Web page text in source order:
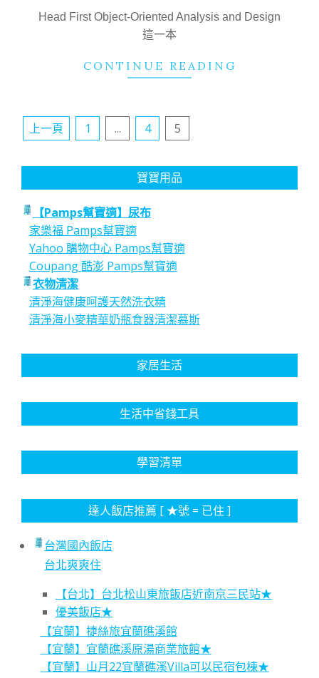
02Head First Object-Oriented Analysis and Design
這一本
CONTINUE READING
文
頁
上一頁 1 ... 4 5
寶寶用品
【Pamps幫寶適】尿布
家樂福 Pamps幫寶適
Yahoo 購物中心 Pamps幫寶適
Coupang 酷澎 Pamps幫寶適
衣物清潔
清淨海健康呵護天然洗衣精
清淨海小麥精華奶瓶食器清潔慕斯
家居生活
生活中省錢工具
學習清單
達人飯店推薦 [ ★號 = 已住 ]
台灣國內飯店
台北爽爽住
【台北】台北松山東旅飯店近南京三民站★
優美飯店★
【宜蘭】捷絲旅宜蘭礁溪館
【宜蘭】宜蘭礁溪原湯商業旅館★
【宜蘭】山月22宜蘭礁溪Villa可以民宿包棟★